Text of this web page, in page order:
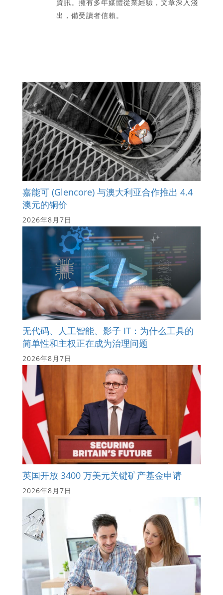
資訊。擁有多年媒體從業經驗，文章深入淺
出，備受讀者信賴。
嘉能可 (Glencore) 与澳大利亚合作推出 4.4
澳元的铜价
2026年8月7日
无代码、人工智能、影子 IT：为什么工具的
简单性和主权正在成为治理问题
2026年8月7日
英国开放 3400 万美元关键矿产基金申请
2026年8月7日